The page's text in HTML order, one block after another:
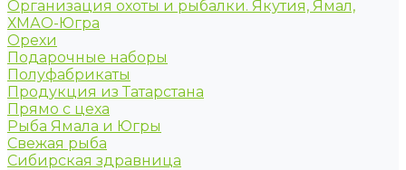
Организация охоты и рыбалки. Якутия, Ямал,
ХМАО-Югра
Орехи
Подарочные наборы
Полуфабрикаты
Продукция из Татарстана
Прямо с цеха
Рыба Ямала и Югры
Свежая рыба
Сибирская здравница